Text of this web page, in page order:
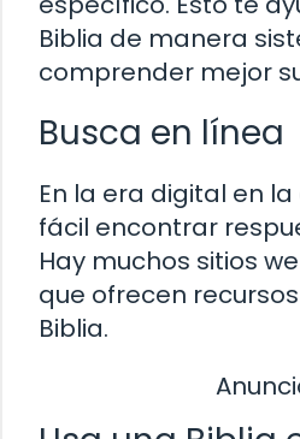
Biblia de manera
comprender mejor
Busca en línea
En la era digital en
fácil encontrar
Hay muchos sitios
que ofrecen
Biblia.